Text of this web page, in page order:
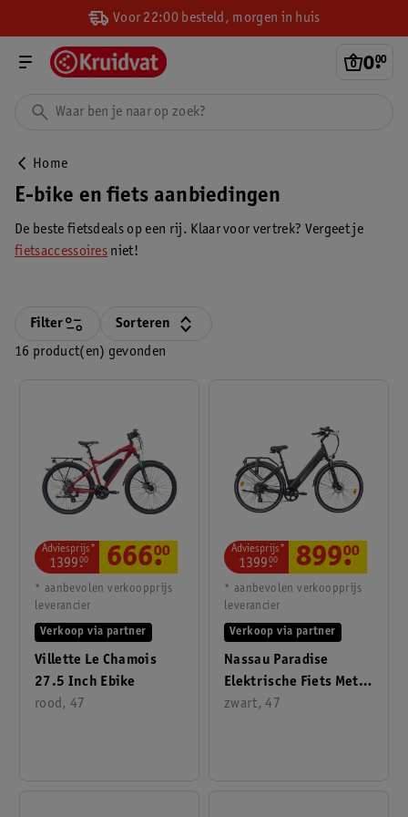
Voor 22:00 besteld, morgen in huis
0.
00
Home
E-bike en fiets aanbiedingen
De beste fietsdeals op een rij. Klaar voor vertrek? Vergeet je
fietsaccessoires niet!
16 product(en) gevonden
Filter Sorteren
Villette Le Chamois
27.5 Inch Ebike
rood, 47
Verkoop via partner
Adviesprijs*
1399.
00 666.
00
* aanbevolen verkoopprijs
leverancier
Nassau Paradise
Elektrische Fiets Met
Geintegreerde Accu
zwart, 47
Verkoop via partner
Adviesprijs*
1399.
00 899.
00
* aanbevolen verkoopprijs
leverancier